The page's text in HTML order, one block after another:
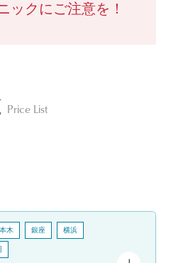
ックにご注意を！
Price List
木 銀座 横浜